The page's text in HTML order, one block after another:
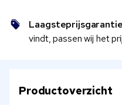
Laagsteprijsgarantie
vindt, passen wij het
Productoverzicht